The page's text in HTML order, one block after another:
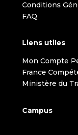
Conditions
FAQ
Liens utiles
Mon Compte
France
Ministère du
Campus